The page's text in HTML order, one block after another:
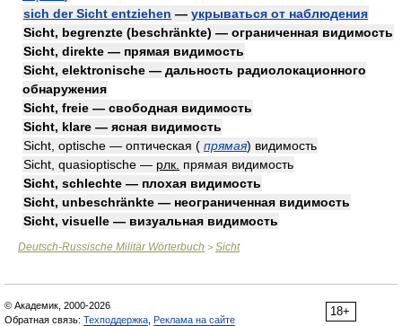
sich der Sicht entziehen — укрываться от наблюдения
Sicht, begrenzte (beschränkte) — ограниченная видимость
Sicht, direkte — прямая видимость
Sicht, elektronische — дальность радиолокационного
обнаружения
Sicht, freie — свободная видимость
Sicht, klare — ясная видимость
Sicht, optische — оптическая ( прямая) видимость
Sicht, quasioptische — рлк. прямая видимость
Sicht, schlechte — плохая видимость
Sicht, unbeschränkte — неограниченная видимость
Sicht, visuelle — визуальная видимость
Deutsch-Russische Militär Wörterbuch > Sicht
18+
© Академик, 2000-2026
Обратная связь: Техподдержка Реклама на сайте